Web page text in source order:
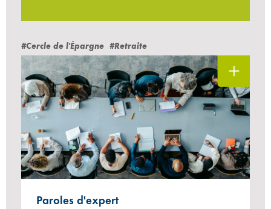
#Cercle de l'Épargne #Retraite
Paroles d'expert